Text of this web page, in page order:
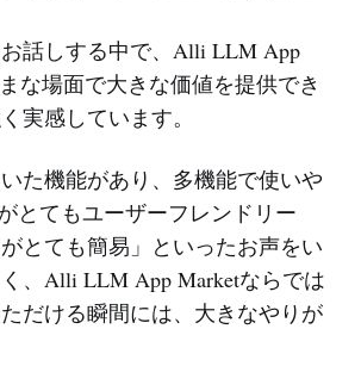
話しする中で、Alli LLM App
な場面で大きな価値を提供でき
実感しています。
た機能があり、多機能で使いや
とてもユーザーフレンドリー
とても簡易」といったお声をい
、Alli LLM App Marketならでは
だける瞬間には、大きなやりが